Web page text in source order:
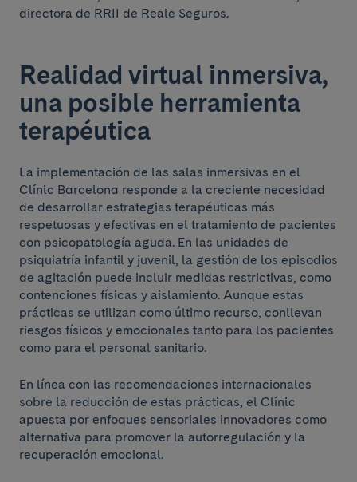
directora de RRII de Reale Seguros.
Realidad virtual inmersiva,
una posible herramienta
terapéutica
La implementación de las salas inmersivas en el
Clínic Barcelona responde a la creciente necesidad
de desarrollar estrategias terapéuticas más
respetuosas y efectivas en el tratamiento de pacientes
con psicopatología aguda. En las unidades de
psiquiatría infantil y juvenil, la gestión de los episodios
de agitación puede incluir medidas restrictivas, como
contenciones físicas y aislamiento. Aunque estas
prácticas se utilizan como último recurso, conllevan
riesgos físicos y emocionales tanto para los pacientes
como para el personal sanitario.
En línea con las recomendaciones internacionales
sobre la reducción de estas prácticas, el Clínic
apuesta por enfoques sensoriales innovadores como
alternativa para promover la autorregulación y la
recuperación emocional.